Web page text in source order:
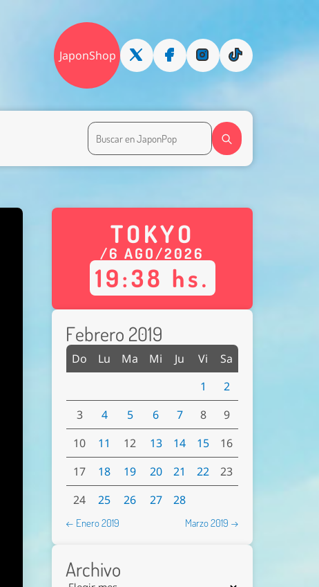
JaponShop
TOKYO
/6 AGO/2026
19:38 hs.
Febrero 2019
Do Lu Ma Mi Ju Vi
Sa
1
2
3
4 5 6 7 8
9
10
11 12 13 14 15
16
17
18 19 20 21 22
23
24
25 26 27 28
← Enero 2019 Marzo 2019 →
Archivo